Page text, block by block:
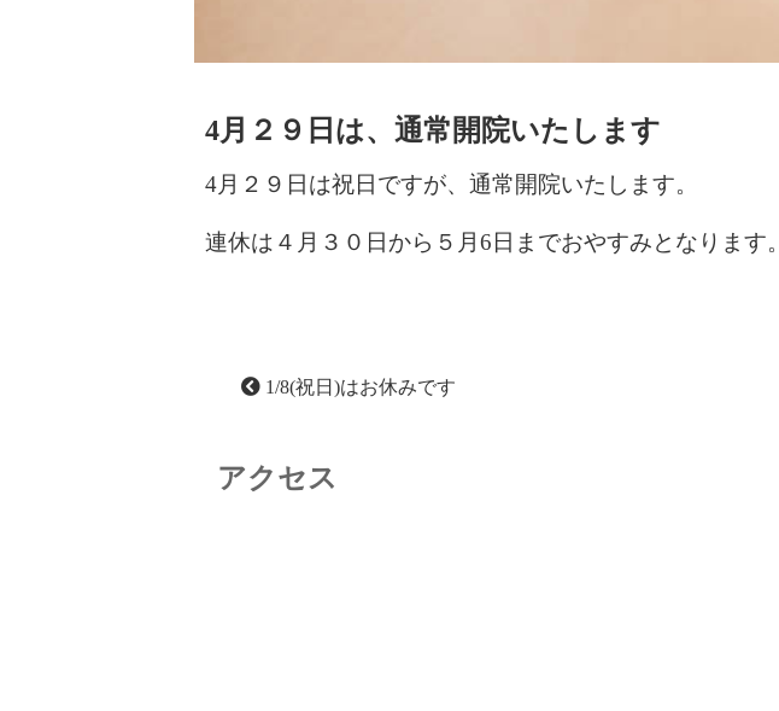
4月２９日は、通常開院いたします
4月２９日は祝日ですが、通常開院いたします。
連休は４月３０日から５月6日までおやすみとなります。
1/8(祝日)はお休みです
アクセス